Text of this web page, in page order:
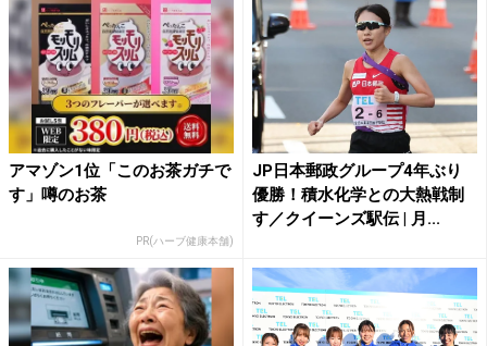
アマゾン1位「このお茶ガチで
す」噂のお茶
PR(ハーブ健康本舗)
JP日本郵政グループ4年ぶり
優勝！積水化学との大熱戦制
す／クイーンズ駅伝 | 月...